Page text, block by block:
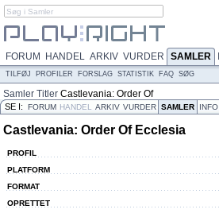
FORUM HANDEL ARKIV VURDER SAMLER
TILFØJ PROFILER FORSLAG STATISTIK FAQ SØG
Samler Titler Castlevania: Order Of
Ecclesia
SE I: FORUM HANDEL ARKIV VURDER SAMLER INFO
Castlevania: Order Of Ecclesia
PROFIL
PLATFORM
FORMAT
OPRETTET